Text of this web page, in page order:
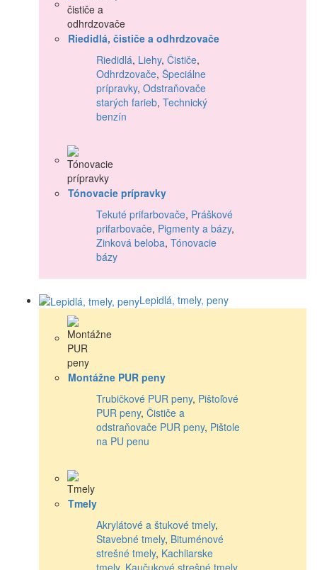
Riedidlá, čističe a odhrdzovače
Riedidlá, Liehy, Čističe,
Odhrdzovače, Špeciálne
prípravky, Odstraňovače
starých farieb, Technický
benzín
Tónovacie prípravky
Tekuté prifarbovače, Práškové
prifarbovače, Pigmenty a bázy,
Zinková beloba, Tónovacie
bázy
Lepidlá, tmely, peny
Montážne PUR peny
Trubičkové PUR peny, Pištoľové
PUR peny, Čističe a
odstraňovače PUR peny, Pištole
na PU penu
Tmely
Akrylátové a štukové tmely,
Stavebné tmely, Bituménové
strešné tmely, Kachliarske
tmely, Kaučukové strešné tmely,